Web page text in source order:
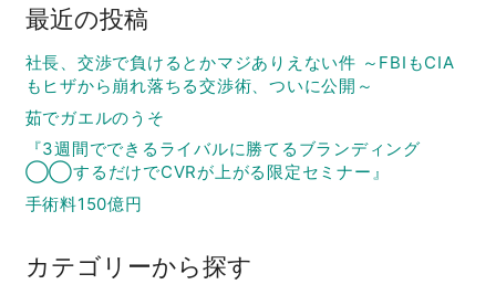
最近の投稿
社長、交渉で負けるとかマジありえない件 ～FBIもCIA
もヒザから崩れ落ちる交渉術、ついに公開～
茹でガエルのうそ
『3週間でできるライバルに勝てるブランディング
◯◯するだけでCVRが上がる限定セミナー』
手術料150億円
カテゴリーから探す